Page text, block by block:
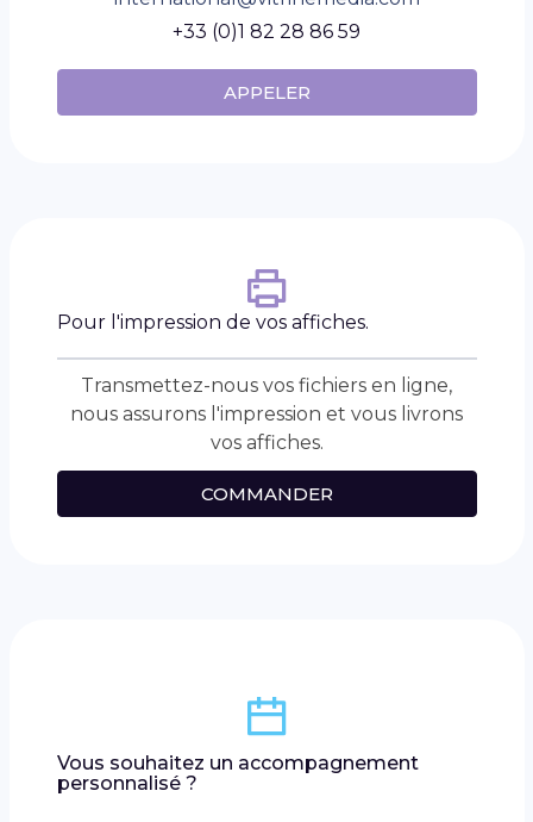
+33 (0)1 82 28 86 59
APPELER
Pour l'impression de vos affiches.
Transmettez-nous vos fichiers en ligne,
nous assurons l'impression et vous livrons
vos affiches.
COMMANDER
Vous souhaitez un accompagnement
personnalisé ?